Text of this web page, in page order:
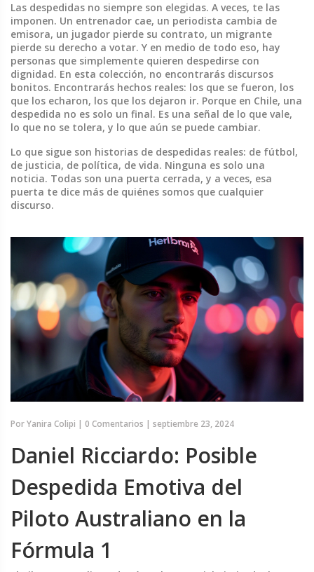
Las despedidas no siempre son elegidas. A veces, te las
imponen. Un entrenador cae, un periodista cambia de
emisora, un jugador pierde su contrato, un migrante
pierde su derecho a votar. Y en medio de todo eso, hay
personas que simplemente quieren despedirse con
dignidad. En esta colección, no encontrarás discursos
bonitos. Encontrarás hechos reales: los que se fueron, los
que los echaron, los que los dejaron ir. Porque en Chile, una
despedida no es solo un final. Es una señal de lo que vale,
lo que no se tolera, y lo que aún se puede cambiar.
Lo que sigue son historias de despedidas reales: de fútbol,
de justicia, de política, de vida. Ninguna es solo una
noticia. Todas son una puerta cerrada, y a veces, esa
puerta te dice más de quiénes somos que cualquier
discurso.
PorYanira Colipi | 0 Comentarios | septiembre 23, 2024
Daniel Ricciardo: Posible
Despedida Emotiva del
Piloto Australiano en la
Fórmula 1